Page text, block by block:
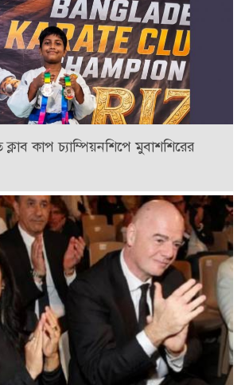
ক্লাব কাপ চ্যাম্পিয়নশিপে মুবাশশিরের